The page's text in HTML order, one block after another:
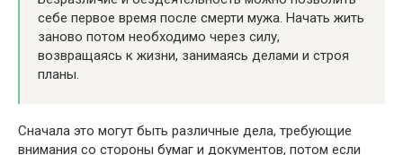
себе первое время после смерти мужа. Начать жить
заново потом необходимо через силу,
возвращаясь к жизни, занимаясь делами и строя
планы.
Сначала это могут быть различные дела, требующие
внимания со стороны бумаг и документов, потом если